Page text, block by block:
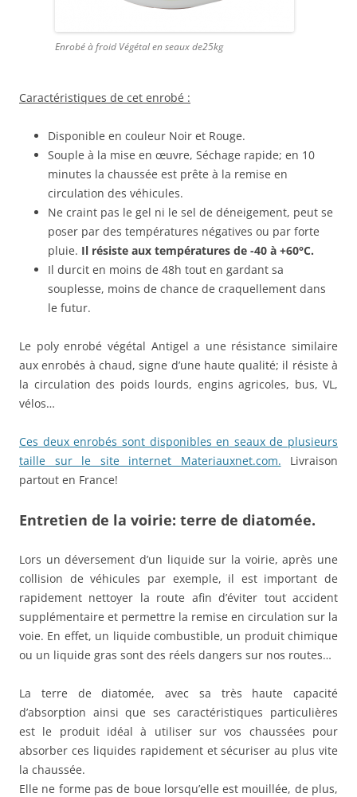
Enrobé à froid Végétal en seaux de25kg
Caractéristiques de cet enrobé :
Disponible en couleur Noir et Rouge.
Souple à la mise en œuvre, Séchage rapide; en 10
minutes la chaussée est prête à la remise en
circulation des véhicules.
Ne craint pas le gel ni le sel de déneigement, peut se
poser par des températures négatives ou par forte
pluie. Il résiste aux températures de -40 à +60°C.
Il durcit en moins de 48h tout en gardant sa
souplesse, moins de chance de craquellement dans
le futur.
Le poly enrobé végétal Antigel a une résistance similaire
aux enrobés à chaud, signe d’une haute qualité; il résiste à
la circulation des poids lourds, engins agricoles, bus, VL,
vélos…
Ces deux enrobés sont disponibles en seaux de plusieurs
taille sur le site internet Materiauxnet.com. Livraison
partout en France!
Entretien de la voirie: terre de diatomée.
Lors un déversement d’un liquide sur la voirie, après une
collision de véhicules par exemple, il est important de
rapidement nettoyer la route afin d’éviter tout accident
supplémentaire et permettre la remise en circulation sur la
voie. En effet, un liquide combustible, un produit chimique
ou un liquide gras sont des réels dangers sur nos routes…
La terre de diatomée, avec sa très haute capacité
d’absorption ainsi que ses caractéristiques particulières
est le produit idéal à utiliser sur vos chaussées pour
absorber ces liquides rapidement et sécuriser au plus vite
la chaussée.
Elle ne forme pas de boue lorsqu’elle est mouillée, de plus,